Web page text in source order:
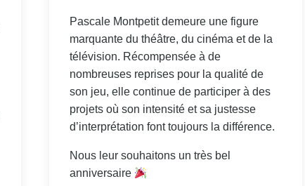
Pascale Montpetit demeure une figure
marquante du théâtre, du cinéma et de la
télévision. Récompensée à de
nombreuses reprises pour la qualité de
son jeu, elle continue de participer à des
projets où son intensité et sa justesse
d’interprétation font toujours la différence.
Nous leur souhaitons un très bel
anniversaire